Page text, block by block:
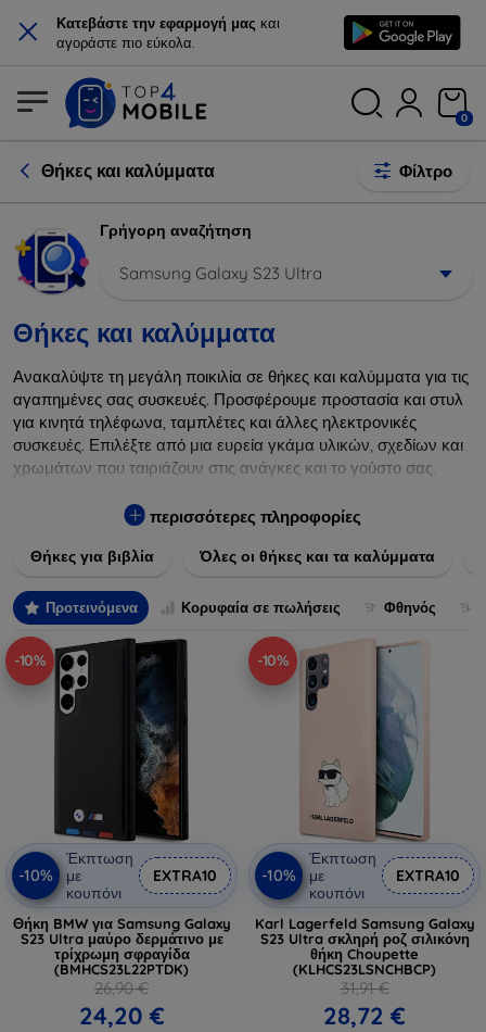
× Κατεβάστε την εφαρμογή μας και
αγοράστε πιο εύκολα.
0
Θήκες και καλύμματα Φίλτρο
Γρήγορη αναζήτηση
Samsung Galaxy S23 Ultra
Θήκες και καλύμματα
Ανακαλύψτε τη μεγάλη ποικιλία σε θήκες και καλύμματα για τις
αγαπημένες σας συσκευές. Προσφέρουμε προστασία και στυλ
για κινητά τηλέφωνα, ταμπλέτες και άλλες ηλεκτρονικές
συσκευές. Επιλέξτε από μια ευρεία γκάμα υλικών, σχεδίων και
χρωμάτων που ταιριάζουν στις ανάγκες και το γούστο σας.
πτώσεις και άλλες φθορές, ενώ παράλληλα δίνετε ένα
και τη διάρκεια ζωής των συσκευών σας με τις κορυφαίες
περισσότερες πληροφορίες
Θήκες για βιβλία Όλες οι θήκες και τα καλύμματα
Προτεινόμενα Κορυφαία σε πωλήσεις Φθηνός
-10%
-10%
Έκπτωση
με
κουπόνι
EXTRA10
Θήκη BMW για Samsung Galaxy
S23 Ultra μαύρο δερμάτινο με
τρίχρωμη σφραγίδα
(BMHCS23L22PTDK)
26,90 €
24,20 €
-10%
-10%
Έκπτωση
με
κουπόνι
EXTRA10
Karl Lagerfeld Samsung Galaxy
S23 Ultra σκληρή ροζ σιλικόνη
θήκη Choupette
(KLHCS23LSNCHBCP)
31,91 €
28,72 €